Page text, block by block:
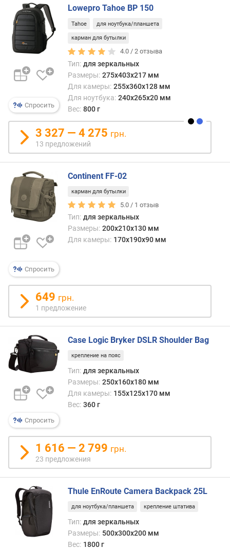
Спросить
Lowepro Tahoe BP 150
Tahoe для ноутбука/планшета
карман для бутылки
4.0 /2 отзыва
Тип: для зеркальных
Размеры: 275x403x217 мм
Для камеры: 255x360x128 мм
Для ноутбука: 240x265x20 мм
Вес: 800 г
3 327 — 4 275 грн.
13 предложений
Спросить
Continent FF-02
карман для бутылки
5.0 / 1 отзыв
Тип: для зеркальных
Размеры: 200x210x130 мм
Для камеры: 170x190x90 мм
649 грн.
1 предложение
Спросить
Case Logic Bryker DSLR Shoulder Bag
крепление на пояс
Тип: для зеркальных
Размеры: 250x160x180 мм
Для камеры: 155x125x170 мм
Вес: 360 г
1 616 — 2 799 грн.
23 предложения
Thule EnRoute Camera Backpack 25L
для ноутбука/планшета крепление штатива
Тип: для зеркальных
Размеры: 500x300x200 мм
Вес: 1800 г